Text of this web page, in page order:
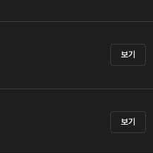
보기
보기